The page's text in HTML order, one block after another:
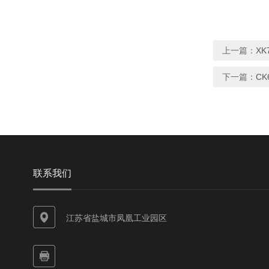
上一篇：
下一篇：
联系我们
江苏省盐城市凤凰工业园区